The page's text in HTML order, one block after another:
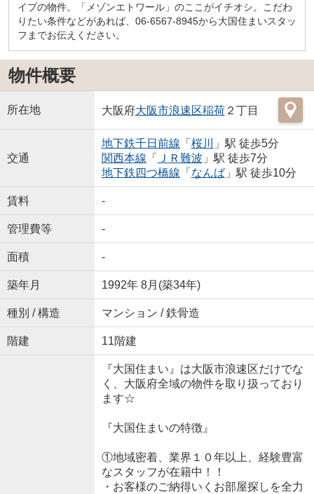
イプの物件。「メゾンエトワール」のここがイチオシ。こだわ
りたい条件などがあれば、06-6567-8945から大国住まいスタッ
フまでお伝えください。
物件概要
所在地 大阪府大阪市浪速区稲荷２丁目
交通
地下鉄千日前線 「 桜川
」駅 徒歩5分
関西本線 「 ＪＲ難波 」駅 徒歩7分
地下鉄四つ橋線 「 なんば」駅 徒歩10分
賃料 -
管理費等 -
面積 -
築年月 1992年 8月(築34年)
種別 / 構造 マンション / 鉄骨造
階建 11階建
『大国住まい』は大阪市浪速区だけでな
く、大阪府全域の物件を取り扱っており
ます☆
『大国住まいの特徴』
①地域密着、業界１０年以上、経験豊富
なスタッフが在籍中！！
・お客様のご納得いくお部屋探しを全力